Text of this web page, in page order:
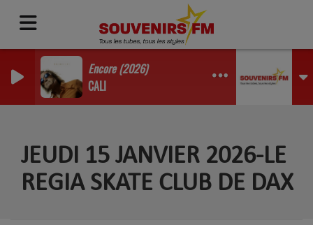
Encore (2026)
CALI
JEUDI 15 JANVIER 2026-LE
REGIA SKATE CLUB DE DAX